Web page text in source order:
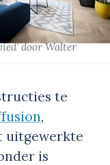
door Walter
te
,
uitgewerkte
is